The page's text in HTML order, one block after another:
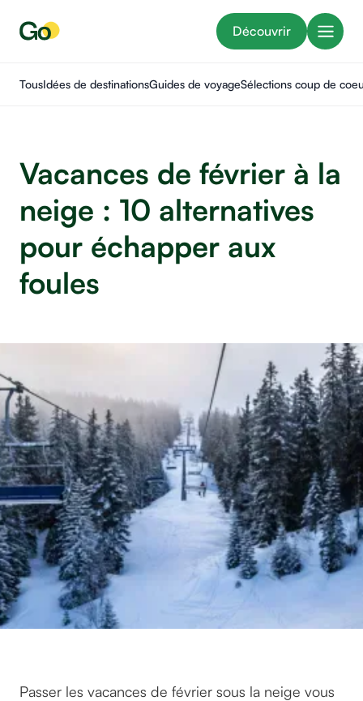
Découvrir
TousIdées de destinationsGuides de voyageSélections coup de
Vacances de février à la
neige : 10 alternatives
pour échapper aux
foules
Passer les vacances de février sous la neige vous